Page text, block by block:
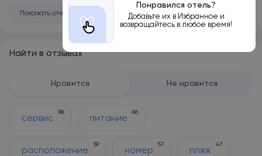
Понравился отель?
Добавьте их в Избранное и
возвращайтесь в любое время!
Показать отель на карте
Найти в отзывах
Нравится Не нравится
сервис
98
питание
86
расположение
59
номер
57
пляж
47